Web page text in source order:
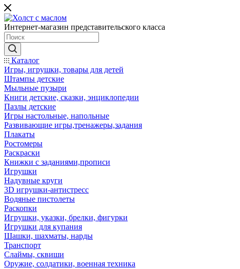
Интернет-магазин представительского класса
Каталог
Игры, игрушки, товары для детей
Штампы детские
Мыльные пузыри
Книги детские, сказки, энциклопедии
Пазлы детские
Игры настольные, напольные
Развивающие игры,тренажеры,задания
Плакаты
Ростомеры
Раскраски
Книжки с заданиями,прописи
Игрушки
Надувные круги
3D игрушки-антистресс
Водяные пистолеты
Раскопки
Игрушки, указки, брелки, фигурки
Игрушки для купания
Шашки, шахматы, нарды
Транспорт
Слаймы, сквиши
Оружие, солдатики, военная техника